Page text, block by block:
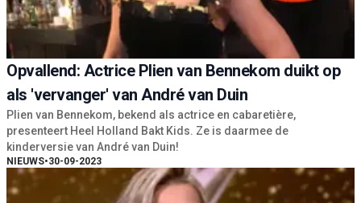
Opvallend: Actrice Plien van Bennekom duikt op
als 'vervanger' van André van Duin
Plien van Bennekom, bekend als actrice en cabaretière,
presenteert Heel Holland Bakt Kids. Ze is daarmee de
kinderversie van André van Duin!
NIEUWS•30-09-2023